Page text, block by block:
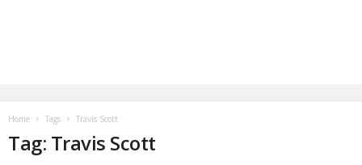
Home Tags Travis Scott
Tag: Travis Scott